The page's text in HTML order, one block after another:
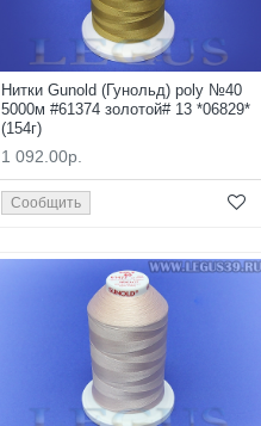
Нитки Gunold (Гунольд) poly №40
5000м #61374 золотой# 13 *06829*
(154г)
1 092.00р.
Сообщить